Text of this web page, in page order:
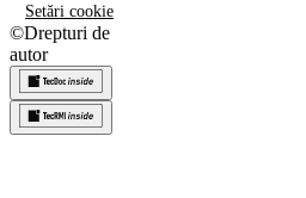
Setări cookie
©Drepturi de
autor